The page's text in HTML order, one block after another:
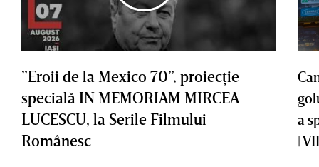
”Eroii de la Mexico 70”, proiecţie
specială IN MEMORIAM MIRCEA
LUCESCU, la Serile Filmului
Românesc
a
|